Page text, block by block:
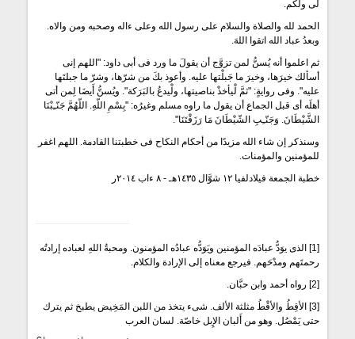
لى ولكم.
الحمد لله والصلاة والسلام على رسول الله وعلى ءاله وصحبه ومن والاه.
وبعدُ عباد الله اتقوا اللهَ.
ثم اعلموا أنه يُسنُّ لمن تزوَّج أن يقولَ ما ورد فى أبى داود: "اللهم إنى
أسألك خيرَها، وخيرَ ما جَبلْتها عليه. وأعوذ بكَ من شرّها، وشرّ ما جبلتَها
عليه". وفى روايةٍ: "ثمَّ لْيأخذْ بناصيتها، ولْيدعُ بالبَرَكة". ويُسنُّ أَيضَا لِمن أتى
أهلَه أى قبل الجماع أن يقول ما راوه مسلم وغيرُه: "بِسْمِ اللّهِ. اللّهُمَّ جَنّـِبْنَا
الشَّيْطَانَ. وَجَنّـِبِ الشّيْطَانَ مَا رَزَقْتَنَا".
وسنذكر إن شاء الله مزيدًا من أحكام النكاح فى خطبتنا القادمة. اللهم اغفر
للمؤمنين والمؤمنات.
خطبة الجمعة فيلادلفيا ١٢ شوَّال ١٤٣٥هـ - ٨ ءاب ٢٠١٤ر
[1] الذى يوَدُّ عبادَه المؤمنين ويَوَدُّه عبادُه المؤمنون. ومحبةُ اللهِ لعباده إرادتُه
رحمتَهم ومدْحَهم. فيرجع معناه إلى الإرادة والكلام.
[2] رواه أحمد وابن حبَّان.
[3] الأقِطُ والأقْطُ مثلثة الألف. شىء يتخذ من اللبن المَخِيض يطبخ ثم يترك
حتى يَمْصُل. وهو من أَلبان الإِبل خاصّة. لسان العرب